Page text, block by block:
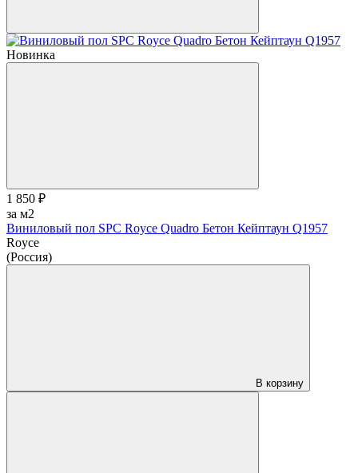
Новинка
1 850 ₽
за м2
Виниловый пол SPC Royce Quadro Бетон Кейптаун Q1957
Royce
(Россия)
В корзину